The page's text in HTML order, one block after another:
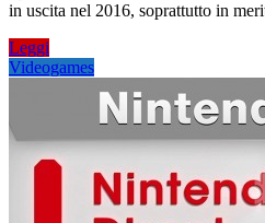
in uscita nel 2016, soprattutto in
Leggi
Videogames